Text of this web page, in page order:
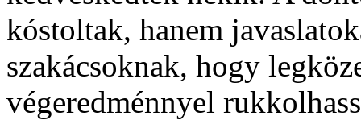
kóstoltak, hanem
szakácsoknak, hogy
végeredménnyel